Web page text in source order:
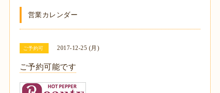
営業カレンダー
ご予約可 2017-12-25 (月)
ご予約可能です